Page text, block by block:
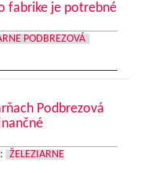
fabrike je potrebné
PODBREZOVÁ
Podbrezová
ŽELEZIARNE